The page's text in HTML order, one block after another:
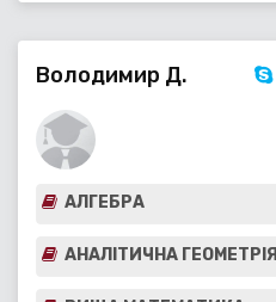
Володимир Д.
АЛГЕБРА
АНАЛІТИЧНА ГЕОМЕТРІЯ